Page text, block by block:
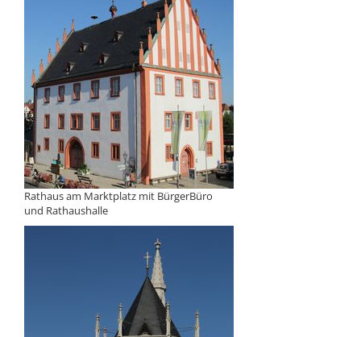
Rathaus am Marktplatz mit BürgerBüro
und Rathaushalle